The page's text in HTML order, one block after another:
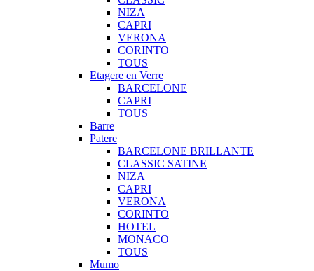
NIZA
CAPRI
VERONA
CORINTO
TOUS
Etagere en Verre
BARCELONE
CAPRI
TOUS
Barre
Patere
BARCELONE BRILLANTE
CLASSIC SATINE
NIZA
CAPRI
VERONA
CORINTO
HOTEL
MONACO
TOUS
Mumo